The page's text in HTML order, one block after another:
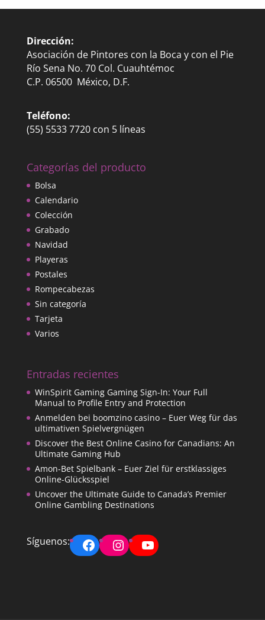
Dirección:
Asociación de Pintores con la Boca y con el Pie
Río Sena No. 70 Col. Cuauhtémoc
C.P. 06500 México, D.F.
Teléfono:
(55) 5533 7720 con 5 líneas
Categorías del producto
Bolsa
Calendario
Colección
Grabado
Navidad
Playeras
Postales
Rompecabezas
Sin categoría
Tarjeta
Varios
Entradas recientes
WinSpirit Gaming Gaming Sign-In: Your Full
Manual to Profile Entry and Protection
Anmelden bei boomzino casino – Euer Weg für das
ultimativen Spielvergnügen
Discover the Best Online Casino for Canadians: An
Ultimate Gaming Hub
Amon-Bet Spielbank – Euer Ziel für erstklassiges
Online-Glücksspiel
Uncover the Ultimate Guide to Canada’s Premier
Online Gambling Destinations
Síguenos: Facebook
Instagram
YouTube